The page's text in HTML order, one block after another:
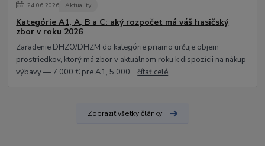
24.06.2026 Aktuality
Kategórie A1, A, B a C: aký rozpočet má váš hasičský
zbor v roku 2026
Zaradenie DHZO/DHZM do kategórie priamo určuje objem
prostriedkov, ktorý má zbor v aktuálnom roku k dispozícii na nákup
výbavy — 7 000 € pre A1, 5 000...čítať celé
Zobraziť všetky články